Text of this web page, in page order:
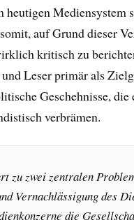
Mediensystem
auf Grund dieser
kritisch zu
Leser primär als
Geschehnisse,
verbrämen.
zu zwei zentralen
Vernachlässigung des
die